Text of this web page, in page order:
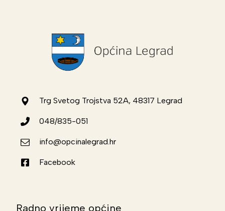
Trg Svetog Trojstva 52A, 48317 Legrad
048/835-051
info@opcinalegrad.hr
Facebook
Radno vrijeme općine